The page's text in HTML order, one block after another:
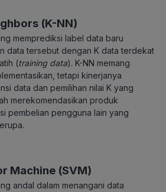
(K-NN)
memprediksi label data baru
data tersebut dengan K data terdekat
(training data). K-NN memang
tetapi kinerjanya
data dan pemilihan nilai K yang
merekomendasikan produk
pembelian pengguna lain yang
Machine (SVM)
andal dalam menangani data